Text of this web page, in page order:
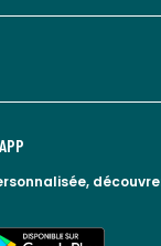
play